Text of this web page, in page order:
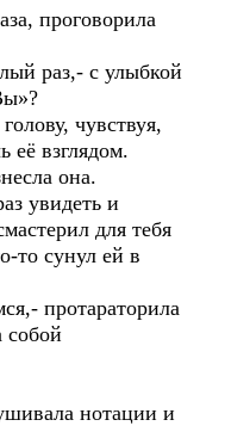
проговорила
раз,- с улыбкой
чувствуя,
её взглядом.
она.
увидеть и
для тебя
то сунул ей в
протараторила
собой
нотации и